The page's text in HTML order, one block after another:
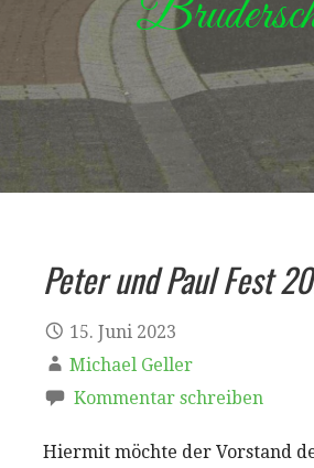
Peter und Paul Fest
15. Juni 2023
Michael Geller
Kommentar schreiben
Hiermit möchte der Vorstand